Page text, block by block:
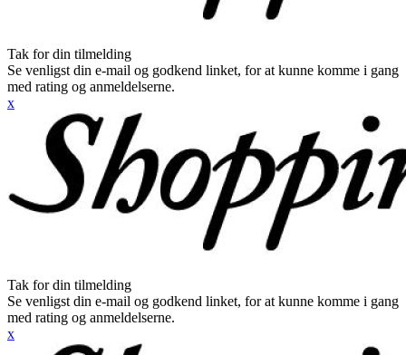
Tak for din tilmelding
Se venligst din e-mail og godkend linket, for at kunne komme i gang
med rating og anmeldelserne.
x
Tak for din tilmelding
Se venligst din e-mail og godkend linket, for at kunne komme i gang
med rating og anmeldelserne.
x